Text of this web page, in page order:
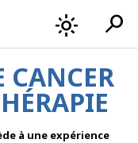
light_mode search
CANCER
à une expérience